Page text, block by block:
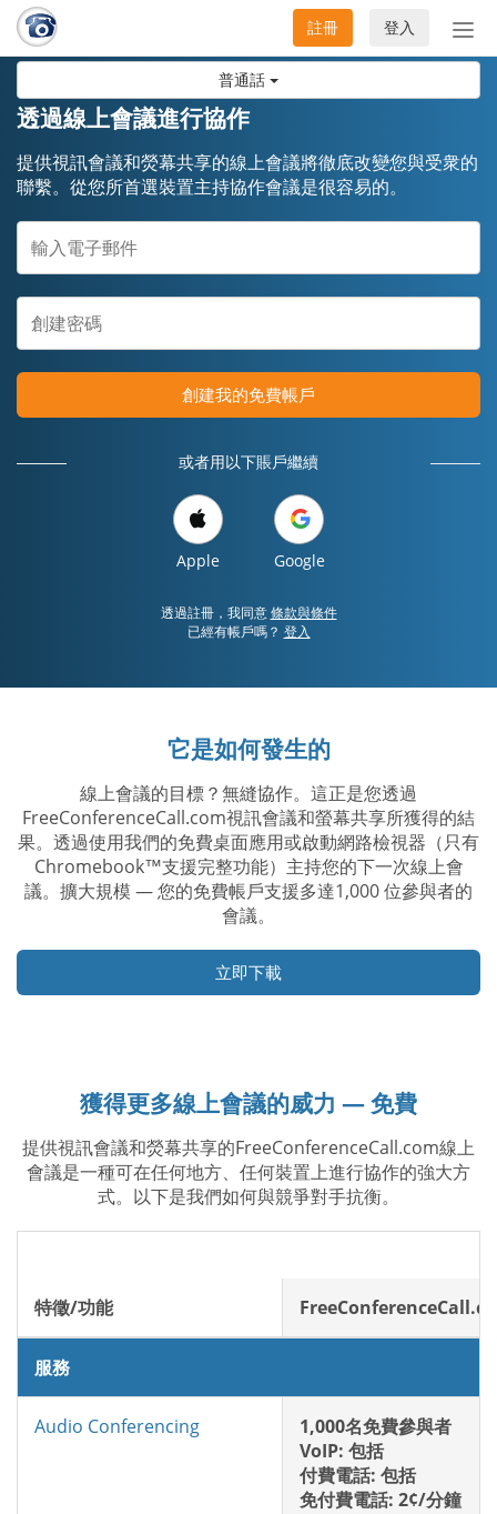
普通話
切
換
登入
註冊
透過線上會議進行協作
提供視訊會議和熒幕共享的線上會議將徹底改變您與受衆的
聯繫。從您所首選裝置主持協作會議是很容易的。
創建我的免費帳戶
或者用以下賬戶繼續
Apple Google
透過註冊，我同意條款與條件
已經有帳戶嗎？ 登入
它是如何發生的
線上會議的目標？無縫協作。這正是您透過
FreeConferenceCall.com視訊會議和螢幕共享所獲得的結
果。透過使用我們的免費桌面應用或啟動網路檢視器（只有
Chromebook™支援完整功能）主持您的下一次線上會
議。擴大規模 — 您的免費帳戶支援多達1,000 位參與者的
會議。
立即下載
獲得更多線上會議的威力 — 免費
提供視訊會議和熒幕共享的FreeConferenceCall.com線上
會議是一種可在任何地方、任何裝置上進行協作的強大方
式。以下是我們如何與競爭對手抗衡。
特徵/功能
服務
Audio Conferencing
1,000名免費參與者
VoIP: 包括
付費電話: 包括
免付費電話: 2¢/分鐘